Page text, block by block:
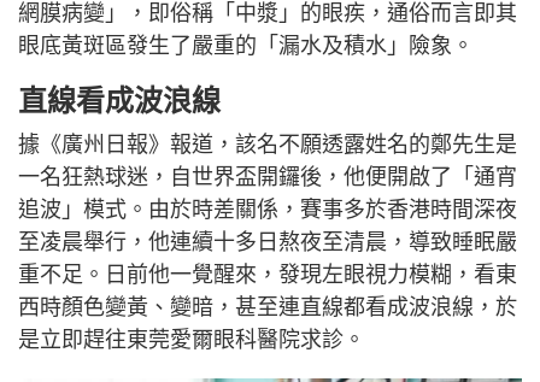
網膜病變」，即俗稱「中漿」的眼疾，通俗而言即其
眼底黃斑區發生了嚴重的「漏水及積水」險象。
直線看成波浪線
據《廣州日報》報道，該名不願透露姓名的鄭先生是
一名狂熱球迷，自世界盃開鑼後，他便開啟了「通宵
追波」模式。由於時差關係，賽事多於香港時間深夜
至凌晨舉行，他連續十多日熬夜至清晨，導致睡眠嚴
重不足。日前他一覺醒來，發現左眼視力模糊，看東
西時顏色變黃、變暗，甚至連直線都看成波浪線，於
是立即趕往東莞愛爾眼科醫院求診。